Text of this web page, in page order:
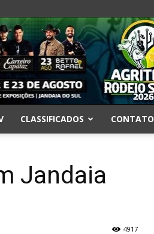
CLASSIFICADOS CONTATO
Jandaia
4917